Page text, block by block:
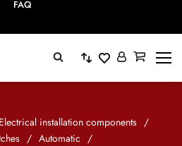
FAQ
Electrical installation components /
/ Automatic /